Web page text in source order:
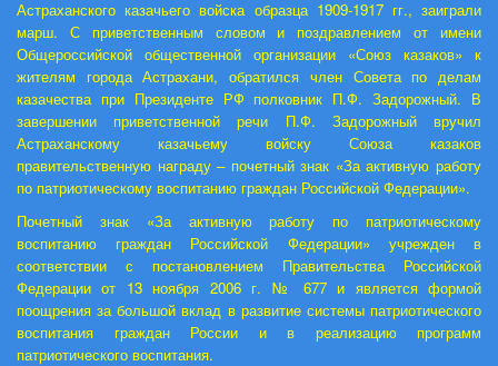
Астраханского казачьего войска образца 1909-1917 гг., заиграли
марш. С приветственным словом и поздравлением от имени
Общероссийской общественной организации «Союз казаков» к
жителям города Астрахани, обратился член Совета по делам
казачества при Президенте РФ полковник П.Ф. Задорожный. В
завершении приветственной речи П.Ф. Задорожный вручил
Астраханскому казачьему войску Союза казаков
правительственную награду – почетный знак «За активную работу
по патриотическому воспитанию граждан Российской Федерации».
Почетный знак «За активную работу по патриотическому
воспитанию граждан Российской Федерации» учрежден в
соответствии с постановлением Правительства Российской
Федерации от 13 ноября 2006 г. № 677 и является формой
поощрения за большой вклад в развитие системы патриотического
воспитания граждан России и в реализацию программ
патриотического воспитания.